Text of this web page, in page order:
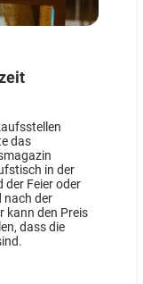
das
in der
der Feier oder
nach der
kann den Preis
dass die